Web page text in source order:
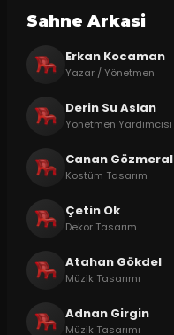
Sahne Arkasi
Erkan Kocaman
Yazar / Yönetmen
Derin Su Aslan
Yönetmen Yardımcısı
Canan Gözmeral
Kostüm Tasarım
Çetin Ok
Dekor Tasarım
Atahan Gökdel
Müzik Tasarımı
Adnan Girgin
Müzik Tasarımı